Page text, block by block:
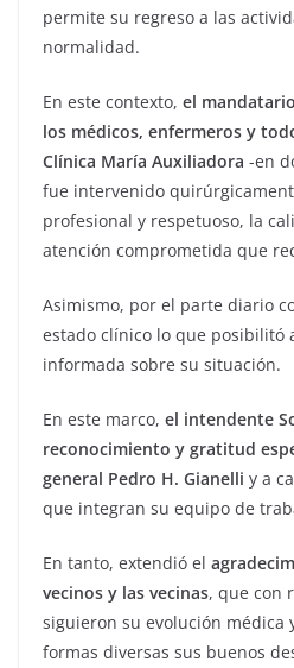
permite su regreso a las
normalidad.
En este contexto, el
los médicos, enfermeros y
Clínica María Auxiliadora -en
fue intervenido
profesional y respetuoso, la
atención comprometida que
Asimismo, por el parte diario
estado clínico lo que posibilitó
informada sobre su situación.
En este marco, el intendente
reconocimiento y gratitud
general Pedro H. Gianelli y a
que integran su equipo de
En tanto, extendió el
vecinos y las vecinas, que con
siguieron su evolución médica
formas diversas sus buenos